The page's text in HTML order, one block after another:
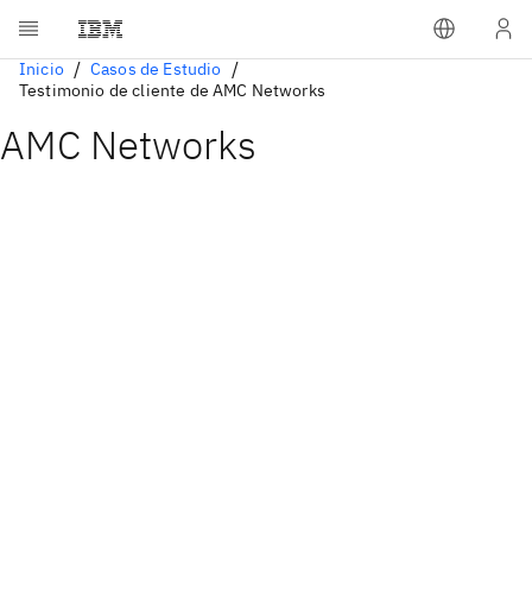
Inicio
Casos de Estudio
Testimonio de cliente de AMC Networks
AMC Networks